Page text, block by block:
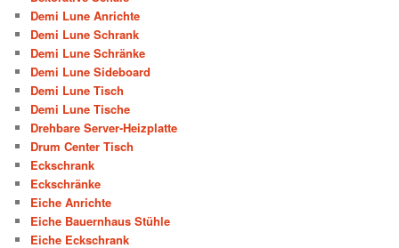
Demi Lune Anrichte
Demi Lune Schrank
Demi Lune Schränke
Demi Lune Sideboard
Demi Lune Tisch
Demi Lune Tische
Drehbare Server-Heizplatte
Drum Center Tisch
Eckschrank
Eckschränke
Eiche Anrichte
Eiche Bauernhaus Stühle
Eiche Eckschrank